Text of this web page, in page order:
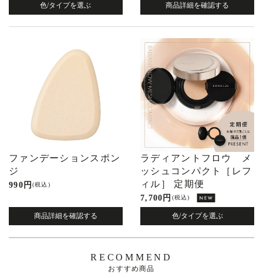
色/タイプを選ぶ 商品詳細を確認する
ファンデーションスポン
ジ
(税込)
990 円
商品詳細を確認する
ラディアントフロウ メ
ッシュコンパクト［レフ
ィル］ 定期便
(税込)
7,700 円
色/タイプを選ぶ
RECOMMEND
おすすめ商品